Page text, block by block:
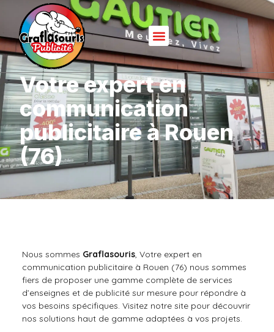
Votre expert en
communication
publicitaire à Rouen
(76)
Nous sommes Graflasouris, Votre expert en
communication publicitaire à Rouen (76) nous sommes
fiers de proposer une gamme complète de services
d’enseignes et de publicité sur mesure pour répondre à
vos besoins spécifiques. Visitez notre site pour découvrir
nos solutions haut de gamme adaptées à vos projets.